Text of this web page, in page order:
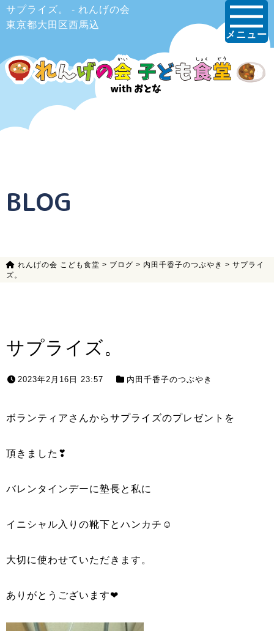
サプライズ。 - れんげの会
東京都大田区西馬込
メニュー
BLOG
れんげの会 こども食堂 > ブログ > 内田千香子のつぶやき > サプライ
ズ。
サプライズ。
2023年2月16日 23:57 内田千香子のつぶやき
ボランティアさんからサプライズのプレゼントを
頂きました❣
バレンタインデーに塾長と私に
イニシャル入りの靴下とハンカチ☺
大切に使わせていただきます。
ありがとうございます❤